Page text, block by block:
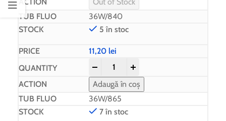
36W/840
5 în stoc
11,20 lei
Adaugă în coș
36W/865
7 în stoc